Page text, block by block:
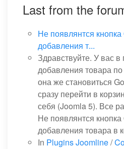
Last from the
Не появлянтся
добавления т...
Здравствуйте. У вас
добавления товара
она же становиться
сразу перейти в
себя (Joomla 5). Все
Не появлянтся
добавления товара в
In Plugins Joomline/